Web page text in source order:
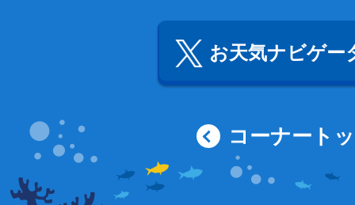
お天気ナビゲー
コーナート